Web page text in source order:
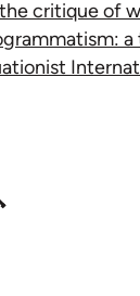
critique of
a